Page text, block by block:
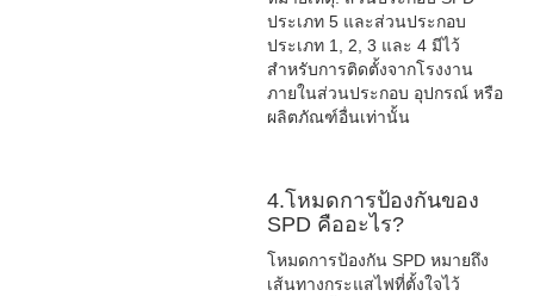
ประเภท 5 และส่วนประกอบ
ประเภท 1, 2, 3 และ 4 มีไว้
สำหรับการติดตั้งจากโรงงาน
ภายในส่วนประกอบ อุปกรณ์ หรือ
ผลิตภัณฑ์อื่นเท่านั้น
4.โหมดการป้องกันของ
SPD คืออะไร?
โหมดการป้องกัน SPD หมายถึง
เส้นทางกระแสไฟที่ตั้งใจไว้